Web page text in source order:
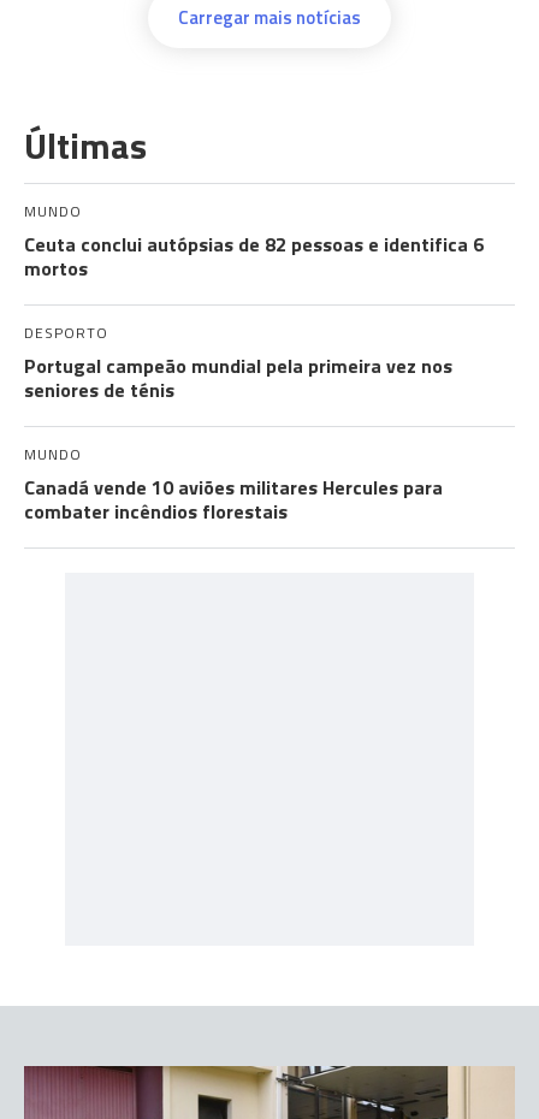
Carregar mais notícias
Últimas
MUNDO
Ceuta conclui autópsias de 82 pessoas e identifica 6
mortos
DESPORTO
Portugal campeão mundial pela primeira vez nos
seniores de ténis
MUNDO
Canadá vende 10 aviões militares Hercules para
combater incêndios florestais